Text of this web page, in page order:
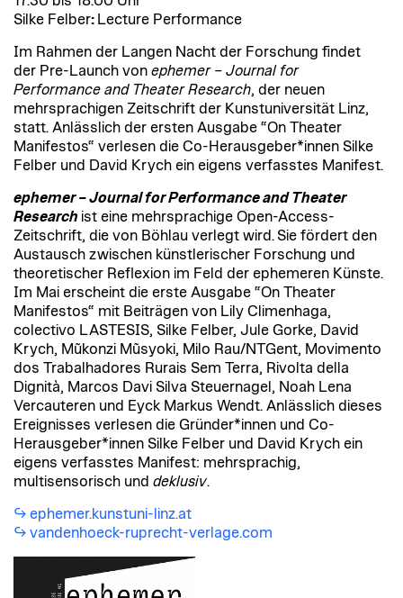
Silke Felber: Lecture Performance
Im Rahmen der Langen Nacht der Forschung findet
der Pre-Launch von ephemer – Journal for
Performance and Theater Research, der neuen
mehrsprachigen Zeitschrift der Kunstuniversität Linz,
statt. Anlässlich der ersten Ausgabe “On Theater
Manifestos“ verlesen die Co-Herausgeber*innen Silke
Felber und David Krych ein eigens verfasstes Manifest.
ephemer – Journal for Performance and Theater
Research ist eine mehrsprachige Open-Access-
Zeitschrift, die von Böhlau verlegt wird. Sie fördert den
Austausch zwischen künstlerischer Forschung und
theoretischer Reflexion im Feld der ephemeren Künste.
Im Mai erscheint die erste Ausgabe “On Theater
Manifestos“ mit Beiträgen von Lily Climenhaga,
colectivo LASTESIS, Silke Felber, Jule Gorke, David
Krych, Mũkonzi Mũsyoki, Milo Rau/NTGent, Movimento
dos Trabalhadores Rurais Sem Terra, Rivolta della
Dignità, Marcos Davi Silva Steuernagel, Noah Lena
Vercauteren und Eyck Markus Wendt. Anlässlich dieses
Ereignisses verlesen die Gründer*innen und Co-
Herausgeber*innen Silke Felber und David Krych ein
eigens verfasstes Manifest: mehrsprachig,
multisensorisch und deklusiv.
ephemer.kunstuni-linz.at
vandenhoeck-ruprecht-verlage.com